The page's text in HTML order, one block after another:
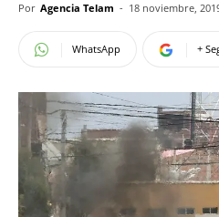
Por Agencia Telam - 18 noviembre,
WhatsApp +